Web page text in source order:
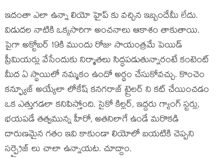
ఇదంతా ఎలా ఉన్నా లియో హైప్ కు వచ్చిన ఇబ్బందేమీ లేదు.
విడుదల నాటికి ఒక్కసారిగా అంచనాలు ఆకాశం తాకుతాయి.
పైగా అక్టోబర్ 19కి ముందు రోజు సాయంత్రమే పెయిడ్
ప్రీమియర్లు వేసేందుకు నిర్మాతలు సిద్ధపడుతున్నారంటే కంటెంట్
మీద ఏ స్థాయిలో నమ్మకం ఉందో అర్థం చేసుకోవచ్చు. కొంచెం
కన్ఫ్యూజ్ అయ్యేలా లోకేష్ కనగరాజ్ ట్రైలర్ ని కట్ చేయించడం
ఒక ఎత్తుగడలా కనిపిస్తోంది. సైకో కిల్లర్, ఇద్దరు గ్యాంగ్ స్టర్లు,
భయపడే తత్వమున్న హీరో, అతనిలాగే ఉండే మరొకడి
దారుణమైన గతం ఇవి కాకుండా లియోలో బయటికి చెప్పని
సర్ప్రైజ్ లు చాలా ఉన్నాయట. చూద్దాం.